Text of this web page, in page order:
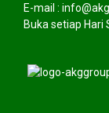
E-mail :
Buka setiap Hari